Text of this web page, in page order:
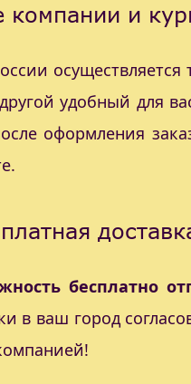
компании и
удобный для
оформления
бесплатно
в ваш город